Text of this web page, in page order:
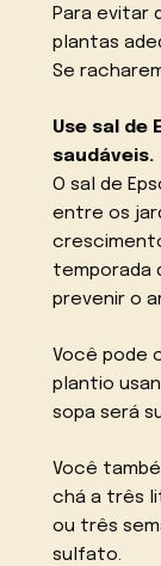
Para evitar
plantas
Se
Use sal de
saudáveis.
O sal de
entre os
temporada
prevenir o
Você pode
plantio
sopa será
Você
chá a três
ou três
sulfato.